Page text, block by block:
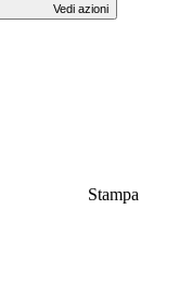
Vedi azioni
Stampa